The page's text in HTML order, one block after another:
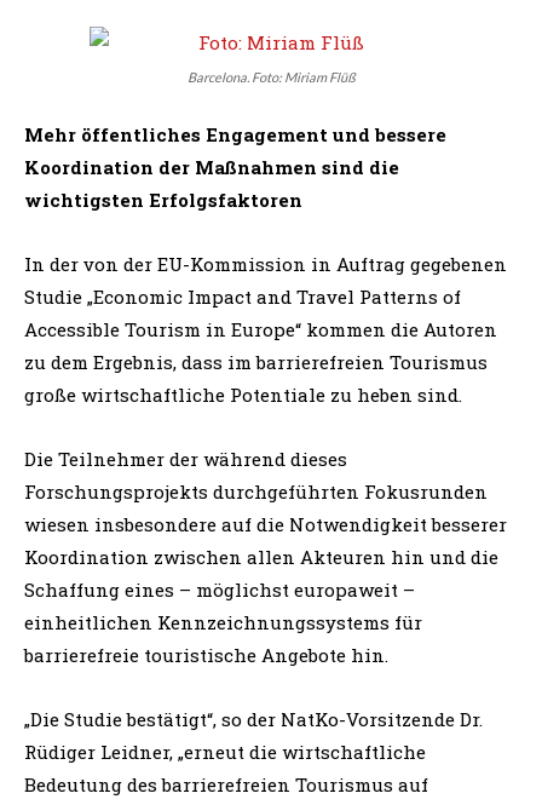
Barcelona. Foto: Miriam Flüß
Mehr öffentliches Engagement und bessere
Koordination der Maßnahmen sind die
wichtigsten Erfolgsfaktoren
In der von der EU-Kommission in Auftrag gegebenen
Studie „Economic Impact and Travel Patterns of
Accessible Tourism in Europe“ kommen die Autoren
zu dem Ergebnis, dass im barrierefreien Tourismus
große wirtschaftliche Potentiale zu heben sind.
Die Teilnehmer der während dieses
Forschungsprojekts durchgeführten Fokusrunden
wiesen insbesondere auf die Notwendigkeit besserer
Koordination zwischen allen Akteuren hin und die
Schaffung eines – möglichst europaweit –
einheitlichen Kennzeichnungssystems für
barrierefreie touristische Angebote hin.
„Die Studie bestätigt“, so der NatKo-Vorsitzende Dr.
Rüdiger Leidner, „erneut die wirtschaftliche
Bedeutung des barrierefreien Tourismus auf